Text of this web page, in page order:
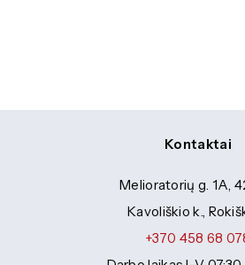
Kontaktai
Melioratorių g. 1A,
Kavoliškio k.,
+370 458 68